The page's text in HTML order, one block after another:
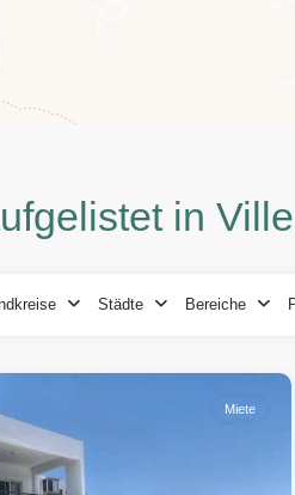
in
Städte Bereiche
Miete